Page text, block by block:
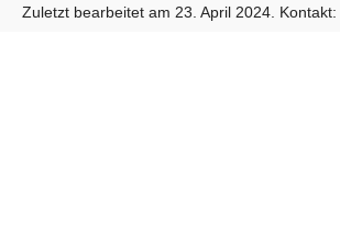
Zuletzt bearbeitet am 23. April 2024. Kontakt: